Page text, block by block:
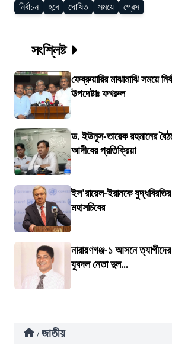
নির্বাচন হবে ঘোষিত সময়ে প্রেস
সংশ্লিষ্ট
ফেব্রুয়ারির মাঝামাঝি সময়ে
উপদেষ্টাঃ ফখরুল
ড. ইউনূস-তারেক রহমানের
আদীবের প্রতিক্রিয়া
ইস'রায়েল-ইরানকে
মহাসচিবের
নারায়ণগঞ্জ-১ আসনে ত্যাগীদের
যুবদল নেতা দুল...
/ জাতীয়